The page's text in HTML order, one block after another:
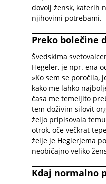
dovolj žensk, katerih
njihovimi potrebami.
Preko bolečine
Švedskima
Hegeler, je npr. ena
»Ko sem se poročila,
kako me lahko
časa me temeljito
tem doživim silovit
željo pripisovala
otrok, oče večkrat
želje je Heglerjema
neobičajno veliko
Kdaj normalno